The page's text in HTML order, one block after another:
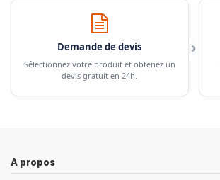
Demande de devis
Sélectionnez votre produit et obtenez un
devis gratuit en 24h.
›
A propos